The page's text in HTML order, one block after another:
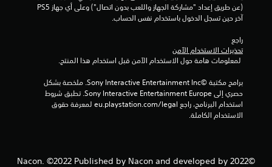
آخر حين تسجل الدخول باستخدام نفس الحساب.
راجع
تحذيرات الاستخدام الآمن
الاستخدام الكاملة.
©2022 Nacon. ©2022 Published by Nacon and developed by